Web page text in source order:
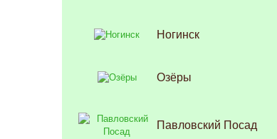
Ногинск
Озёры
Павловский Посад